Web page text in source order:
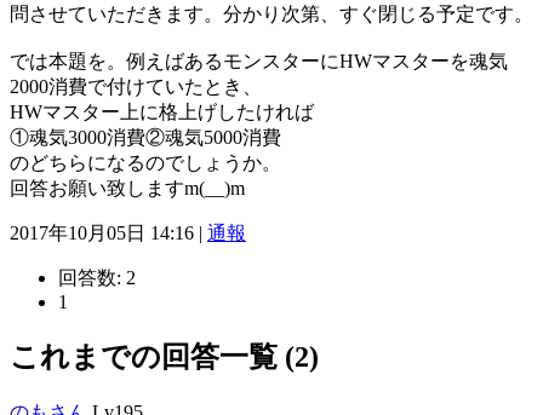
問させていただきます。分かり次第、すぐ閉じる予定です。
では本題を。例えばあるモンスターにHWマスターを魂気
2000消費で付けていたとき、
HWマスター上に格上げしたければ
①魂気3000消費②魂気5000消費
のどちらになるのでしょうか。
回答お願い致しますm(__)m
2017年10月05日 14:16 | 通報
回答数: 2
1
これまでの回答一覧 (2)